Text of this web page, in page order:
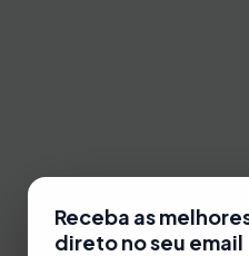
Receba as
direto no seu email